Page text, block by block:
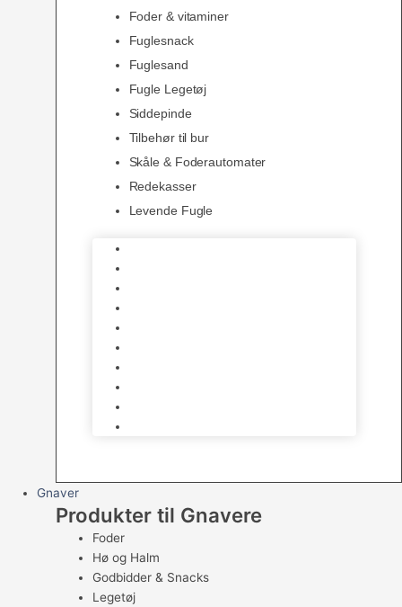
Foder & vitaminer
Fuglesnack
Fuglesand
Fugle Legetøj
Siddepinde
Tilbehør til bur
Skåle & Foderautomater
Redekasser
Levende Fugle
Gnaver
Produkter til Gnavere
Foder
Hø og Halm
Godbidder & Snacks
Legetøj